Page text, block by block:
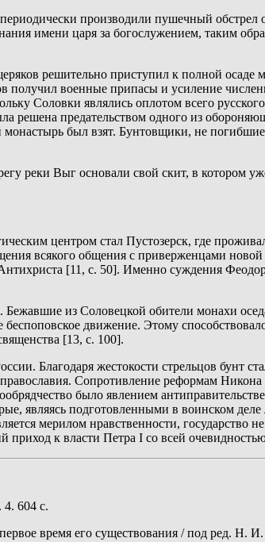
производили пушечный
имени царя за богослужением, таким
решительно приступил к полной осаде
военные припасы и усиление
Соловки являлись оплотом всего
решена предательством одного из
был взят. Бунтовщики, не
реки Выг основали свой скит, в котором
центром стал Пустозерск, где
всякого общения с приверженцами
[11, с. 50]. Именно суждения
из Соловецкой обители монахи
движение. Этому
[13, с. 100].
Благодаря жестокости стрельцов бунт
Сопротивление реформам
было явлением
являясь подготовленными в воинском
мерилом нравственности, государство
к власти Петра I со всей
604 с.
время его существования / под ред. Н.